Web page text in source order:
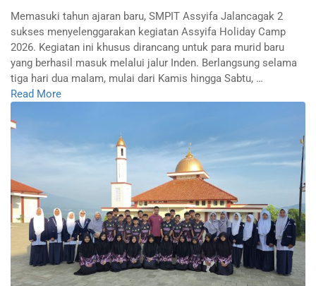
Memasuki tahun ajaran baru, SMPIT Assyifa Jalancagak 2
sukses menyelenggarakan kegiatan Assyifa Holiday Camp
2026. Kegiatan ini khusus dirancang untuk para murid baru
yang berhasil masuk melalui jalur Inden. Berlangsung selama
tiga hari dua malam, mulai dari Kamis hingga Sabtu, …
Read More